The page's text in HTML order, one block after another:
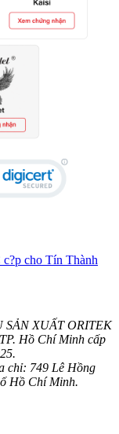
XUẤT ORITEK
Hồ Chí Minh cấp
chỉ: 749 Lê Hồng
Hồ Chí Minh.